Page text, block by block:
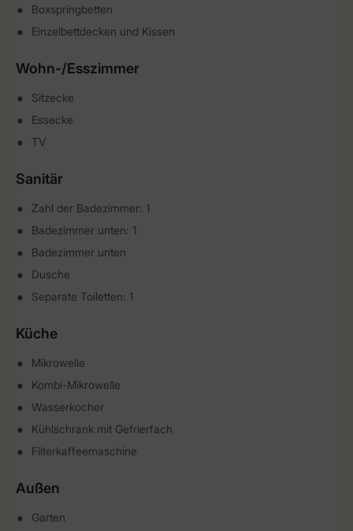
Boxspringbetten
Einzelbettdecken und Kissen
Wohn-/Esszimmer
Sitzecke
Essecke
TV
Sanitär
Zahl der Badezimmer: 1
Badezimmer unten: 1
Badezimmer unten
Dusche
Separate Toiletten: 1
Küche
Mikrowelle
Kombi-Mikrowelle
Wasserkocher
Kühlschrank mit Gefrierfach
Filterkaffeemaschine
Außen
Garten